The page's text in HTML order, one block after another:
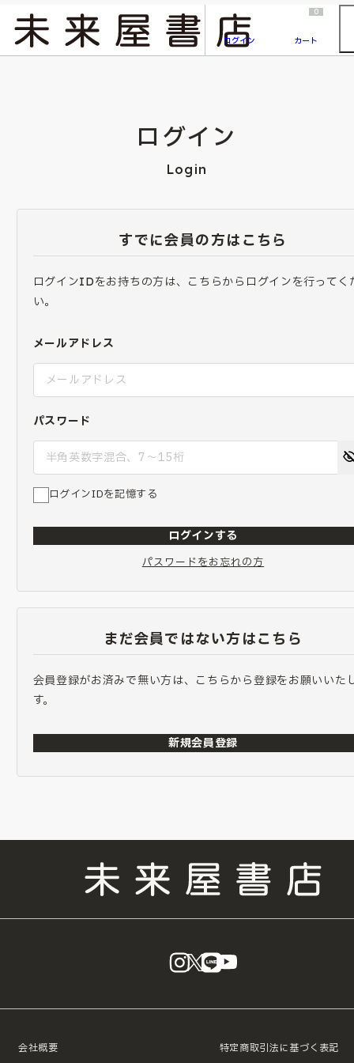
『ONE PIECE magazine 021 ONE PIECEカード付き同梱版』発売延期のご案内
ログイン
0
カート
ログイン
Login
すでに会員の方はこちら
ログインIDをお持ちの方は、こちらからログインを行ってく
い。
メールアドレス
パスワード
ログインIDを記憶する
ログインする
パスワードをお忘れの方
まだ会員ではない方はこちら
会員登録がお済みで無い方は、こちらから登録をお願いいた
す。
新規会員登録
instagram
X LINE
会社概要 特定商取引法に基づく表記